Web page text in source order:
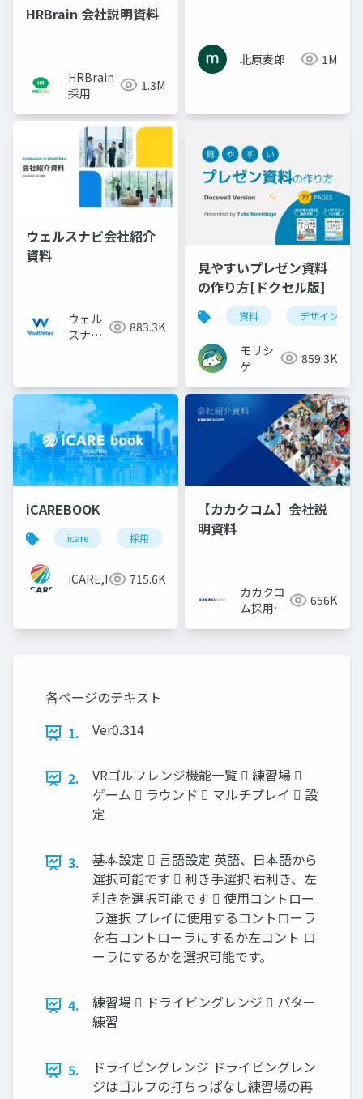
HRBrain 会社説明資料
HRBrain
採用
1.3M
北原麦郎 1M
ウェルスナビ会社紹介
資料
ウェル
スナビ
883.3K
見やすいプレゼン資料
の作り方[ドクセル版]
資料 デザイン
モリシ
ゲ
859.3K
iCAREBOOK
icare 採用 カルチャーデック
iCARE,Inc 715.6K
【カカクコム】会社説
明資料
カカクコ
ム採用担
656K
各ページのテキスト
1.
Ver0.314
2.
VRゴルフレンジ機能一覧  練習場 
ゲーム  ラウンド  マルチプレイ  設
定
3.
基本設定  言語設定 英語、日本語から
選択可能です  利き手選択 右利き、左
利きを選択可能です  使用コントロー
ラ選択 プレイに使用するコントローラ
を右コントローラにするか左コント ロ
ーラにするかを選択可能です。
4.
練習場  ドライビングレンジ  パター
練習
5.
ドライビングレンジ ドライビングレン
ジはゴルフの打ちっぱなし練習場の再